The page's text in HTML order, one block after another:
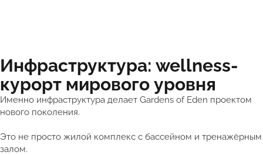
Инфраструктура: wellness-
курорт мирового уровня
Именно инфраструктура делает Gardens of Eden проектом
нового поколения.
Это не просто жилой комплекс с бассейном и тренажёрным
залом.